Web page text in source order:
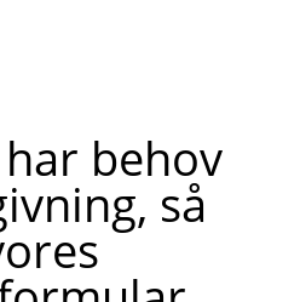
behov
så